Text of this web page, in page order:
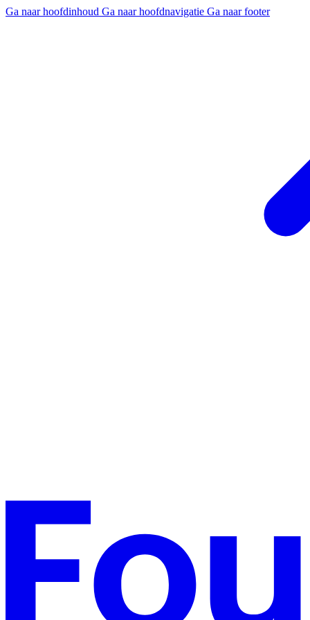
Ga naar hoofdinhoud Ga naar hoofdnavigatie Ga naar footer